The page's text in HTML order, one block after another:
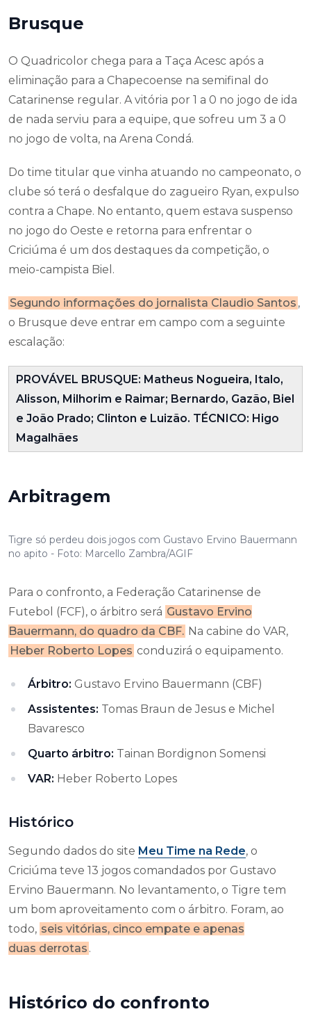
Brusque
O Quadricolor chega para a Taça Acesc após a
eliminação para a Chapecoense na semifinal do
Catarinense regular. A vitória por 1 a 0 no jogo de ida
de nada serviu para a equipe, que sofreu um 3 a 0
no jogo de volta, na Arena Condá.
Do time titular que vinha atuando no campeonato, o
clube só terá o desfalque do zagueiro Ryan, expulso
contra a Chape. No entanto, quem estava suspenso
no jogo do Oeste e retorna para enfrentar o
Criciúma é um dos destaques da competição, o
meio-campista Biel.
Segundo informações do jornalista Claudio Santos ,
o Brusque deve entrar em campo com a seguinte
escalação:
PROVÁVEL BRUSQUE: Matheus Nogueira, Italo,
Alisson, Milhorim e Raimar; Bernardo, Gazão, Biel
e João Prado; Clinton e Luizão. TÉCNICO: Higo
Magalhães
Arbitragem
Tigre só perdeu dois jogos com Gustavo Ervino Bauermann
no apito - Foto: Marcello Zambra/AGIF
Para o confronto, a Federação Catarinense de
Futebol (FCF), o árbitro será Gustavo Ervino
Bauermann, do quadro da CBF. Na cabine do VAR,
Heber Roberto Lopes conduzirá o equipamento.
Árbitro: Gustavo Ervino Bauermann (CBF)
Assistentes: Tomas Braun de Jesus e Michel
Bavaresco
Quarto árbitro: Tainan Bordignon Somensi
VAR: Heber Roberto Lopes
Histórico
Segundo dados do site Meu Time na Rede, o
Criciúma teve 13 jogos comandados por Gustavo
Ervino Bauermann. No levantamento, o Tigre tem
um bom aproveitamento com o árbitro. Foram, ao
todo, seis vitórias, cinco empate e apenas
duas derrotas .
Histórico do confronto